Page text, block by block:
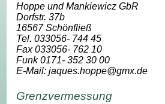
Hoppe und Mankiewicz GbR
Dorfstr. 37b
16567 Schönfließ
Tel. 033056- 744 45
Fax 033056- 762 10
Funk 0171- 352 30 00
E-Mail: jaques.hoppe@gmx.de
Grenzvermessung